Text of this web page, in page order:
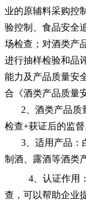
业的原辅料采购控
验控制、食品安全
场检查；对酒类产
进行抽样检验和品
能力及产品质量安
合《酒类产品质量
2、酒类产品质
检查+获证后的监督
3、适用产品：
制酒、露酒等酒类
4、认证作用
查，可以帮助企业